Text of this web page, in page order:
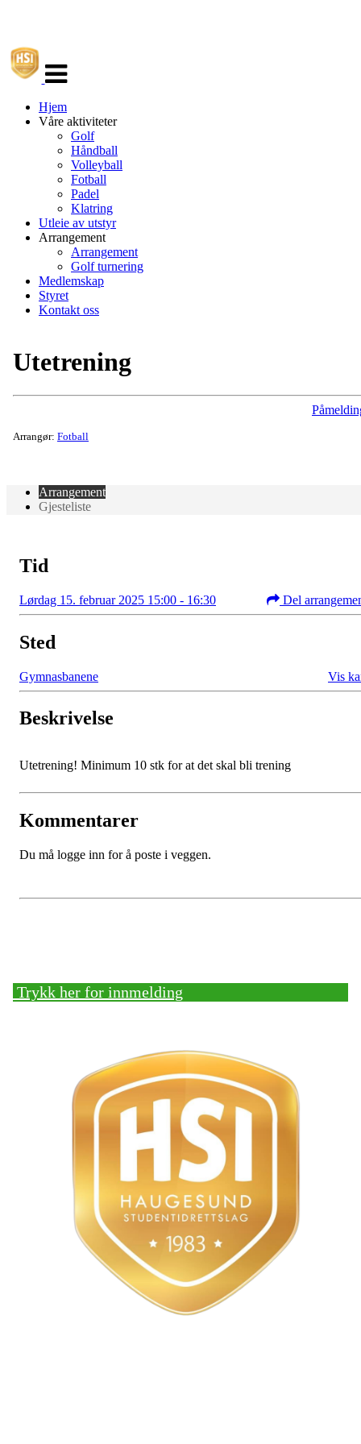
navigasjon
Hjem
Våre aktiviteter
Golf
Håndball
Volleyball
Fotball
Padel
Klatring
Utleie av utstyr
Arrangement
Arrangement
Golf turnering
Medlemskap
Styret
Kontakt oss
Utetrening
Arrangør: Fotball
Arrangement
Gjesteliste
Tid
Lørdag 15. februar 2025 15:00 - 16:30 Del
Sted
Gymnasbanene Vis
Beskrivelse
Utetrening! Minimum 10 stk for at det skal bli trening
Kommentarer
Du må logge inn for å poste i veggen.
Trykk her for innmelding